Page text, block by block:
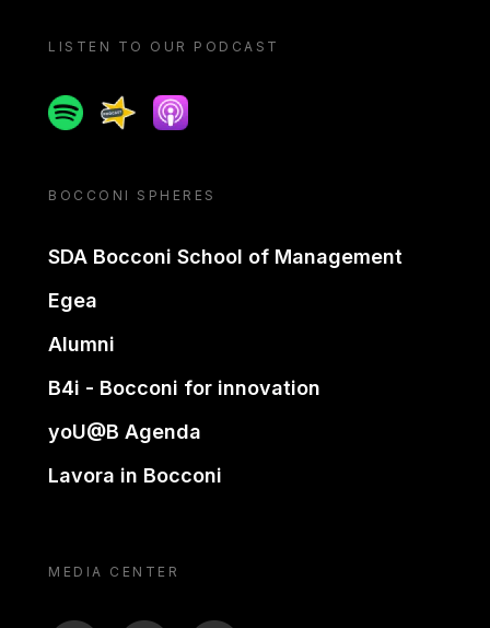
LISTEN TO OUR PODCAST
SpotifySpreakerApple podcast
BOCCONI SPHERES
SDA Bocconi School of Management
Egea
Alumni
B4i - Bocconi for innovation
yoU@B Agenda
Lavora in Bocconi
MEDIA CENTER